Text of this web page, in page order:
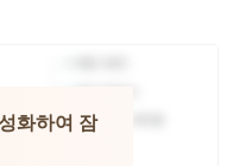
화하여 잠